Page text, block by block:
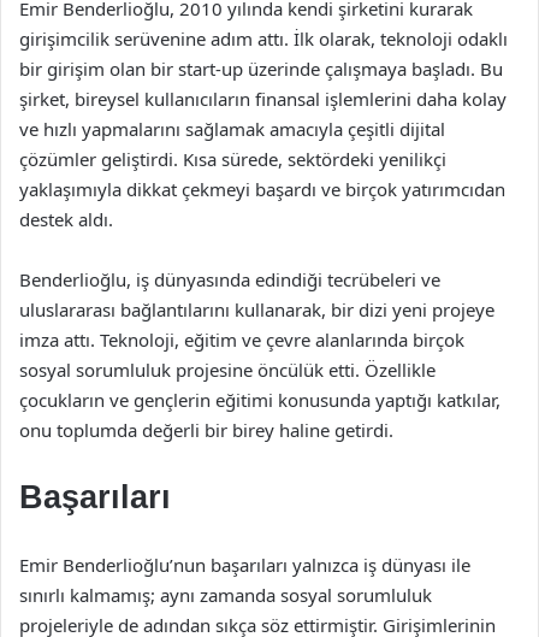
Emir Benderlioğlu, 2010 yılında kendi şirketini kurarak
girişimcilik serüvenine adım attı. İlk olarak, teknoloji odaklı
bir girişim olan bir start-up üzerinde çalışmaya başladı. Bu
şirket, bireysel kullanıcıların finansal işlemlerini daha kolay
ve hızlı yapmalarını sağlamak amacıyla çeşitli dijital
çözümler geliştirdi. Kısa sürede, sektördeki yenilikçi
yaklaşımıyla dikkat çekmeyi başardı ve birçok yatırımcıdan
destek aldı.
Benderlioğlu, iş dünyasında edindiği tecrübeleri ve
uluslararası bağlantılarını kullanarak, bir dizi yeni projeye
imza attı. Teknoloji, eğitim ve çevre alanlarında birçok
sosyal sorumluluk projesine öncülük etti. Özellikle
çocukların ve gençlerin eğitimi konusunda yaptığı katkılar,
onu toplumda değerli bir birey haline getirdi.
Başarıları
Emir Benderlioğlu’nun başarıları yalnızca iş dünyası ile
sınırlı kalmamış; aynı zamanda sosyal sorumluluk
projeleriyle de adından sıkça söz ettirmiştir. Girişimlerinin